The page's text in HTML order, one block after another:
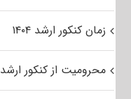
زمان کنکور ارشد ۱۴۰۴
محرومیت از کنکور ارشد